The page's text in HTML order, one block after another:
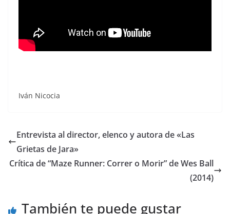
Iván Nicocia
Entrevista al director, elenco y autora de «Las
Grietas de Jara»
Crítica de “Maze Runner: Correr o Morir” de Wes Ball
(2014)
También te puede gustar